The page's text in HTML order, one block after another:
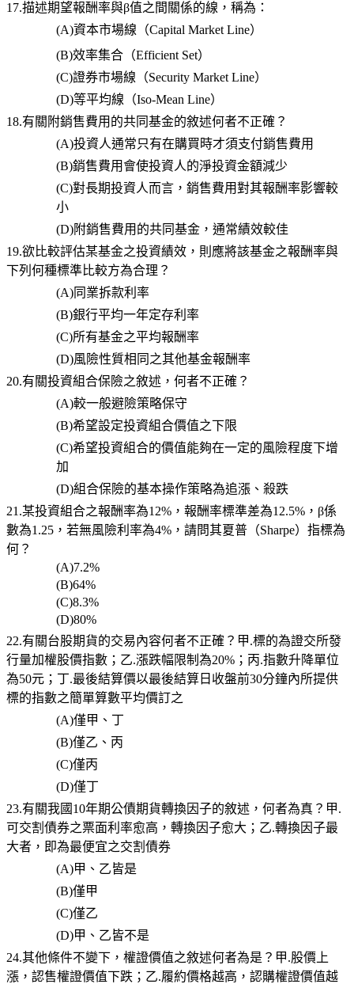
17.描述期望報酬率與β值之間關係的線，稱為：
(A)資本市場線（Capital Market Line）
(B)效率集合（Efficient Set）
(C)證券市場線（Security Market Line）
(D)等平均線（Iso-Mean Line）
18.有關附銷售費用的共同基金的敘述何者不正確？
(A)投資人通常只有在購買時才須支付銷售費用
(B)銷售費用會使投資人的淨投資金額減少
(C)對長期投資人而言，銷售費用對其報酬率影響較
小
(D)附銷售費用的共同基金，通常績效較佳
19.欲比較評估某基金之投資績效，則應將該基金之報酬率與
下列何種標準比較方為合理？
(A)同業拆款利率
(B)銀行平均一年定存利率
(C)所有基金之平均報酬率
(D)風險性質相同之其他基金報酬率
20.有關投資組合保險之敘述，何者不正確？
(A)較一般避險策略保守
(B)希望設定投資組合價值之下限
(C)希望投資組合的價值能夠在一定的風險程度下增
加
(D)組合保險的基本操作策略為追漲、殺跌
21.某投資組合之報酬率為12%，報酬率標準差為12.5%，β係
數為1.25，若無風險利率為4%，請問其夏普（Sharpe）指標為
何？
(A)7.2%
(B)64%
(C)8.3%
(D)80%
22.有關台股期貨的交易內容何者不正確？甲.標的為證交所發
行量加權股價指數；乙.漲跌幅限制為20%；丙.指數升降單位
為50元；丁.最後結算價以最後結算日收盤前30分鐘內所提供
標的指數之簡單算數平均價訂之
(A)僅甲、丁
(B)僅乙、丙
(C)僅丙
(D)僅丁
23.有關我國10年期公債期貨轉換因子的敘述，何者為真？甲.
可交割債券之票面利率愈高，轉換因子愈大；乙.轉換因子最
大者，即為最便宜之交割債券
(A)甲、乙皆是
(B)僅甲
(C)僅乙
(D)甲、乙皆不是
24.其他條件不變下，權證價值之敘述何者為是？甲.股價上
漲，認售權證價值下跌；乙.履約價格越高，認購權證價值越